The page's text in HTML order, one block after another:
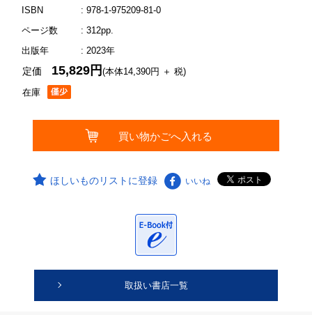
ISBN
: 978-1-975209-81-0
ページ数
: 312pp.
出版年
: 2023年
在庫
定価 15,829円(本体14,390円 ＋ 税)
ほしいものリストに登録 いいね
取扱い書店一覧